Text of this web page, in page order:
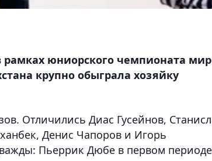
рамках юниорского чемпионата
крупно обыграла хозяйку
Отличились Диас Гусейнов,
Денис Чапоров и Игорь
Пьеррик Дюбе в первом